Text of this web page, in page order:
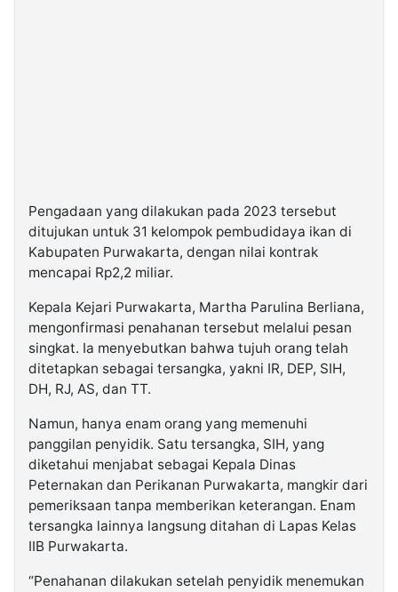
Pengadaan yang dilakukan pada 2023 tersebut
ditujukan untuk 31 kelompok pembudidaya ikan di
Kabupaten Purwakarta, dengan nilai kontrak
mencapai Rp2,2 miliar.
Kepala Kejari Purwakarta, Martha Parulina Berliana,
mengonfirmasi penahanan tersebut melalui pesan
singkat. Ia menyebutkan bahwa tujuh orang telah
ditetapkan sebagai tersangka, yakni IR, DEP, SIH,
DH, RJ, AS, dan TT.
Namun, hanya enam orang yang memenuhi
panggilan penyidik. Satu tersangka, SIH, yang
diketahui menjabat sebagai Kepala Dinas
Peternakan dan Perikanan Purwakarta, mangkir dari
pemeriksaan tanpa memberikan keterangan. Enam
tersangka lainnya langsung ditahan di Lapas Kelas
IIB Purwakarta.
“Penahanan dilakukan setelah penyidik menemukan